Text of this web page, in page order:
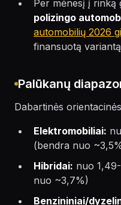
Per mėnesį į rinką
polizingo
automobilių 2026
finansuotą
Palūkanų
Dabartinės
Elektromobiliai:
(bendra nuo
Hibridai: nuo
nuo ~3,7%)
Benzininiai/